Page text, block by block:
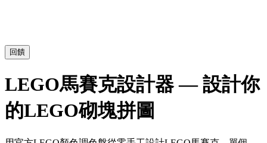
回饋
LEGO馬賽克設計器 — 設計你
的LEGO砌塊拼圖